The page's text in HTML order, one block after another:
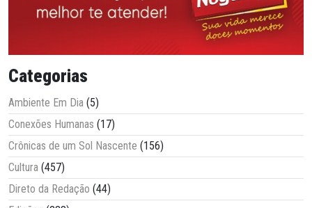
Categorias
Ambiente Em Dia (5)
Conexões Humanas (17)
Crônicas de um Sol Nascente (156)
Cultura (457)
Direto da Redação (44)